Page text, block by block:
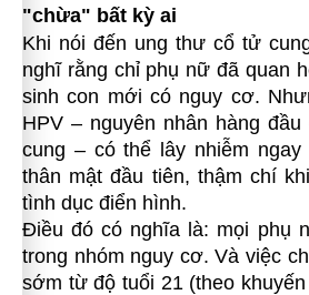
"chừa" bất kỳ ai
Khi nói đến ung thư cổ tử
nghĩ rằng chỉ phụ nữ đã quan
sinh con mới có nguy cơ.
HPV – nguyên nhân hàng
cung – có thể lây nhiễm
thân mật đầu tiên, thậm chí
tình dục điển hình.
Điều đó có nghĩa là: mọi phụ
trong nhóm nguy cơ. Và việc
sớm từ độ tuổi 21 (theo